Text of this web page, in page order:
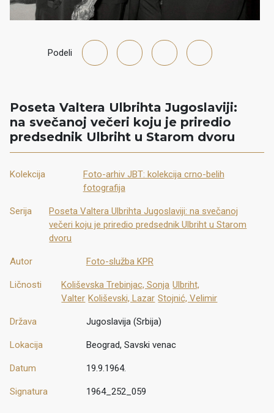
Podeli
Poseta Valtera Ulbrihta Jugoslaviji:
na svečanoj večeri koju je priredio
predsednik Ulbriht u Starom dvoru
Kolekcija
Foto-arhiv JBT: kolekcija crno-belih
fotografija
Serija
Poseta Valtera Ulbrihta Jugoslaviji: na svečanoj
večeri koju je priredio predsednik Ulbriht u Starom
dvoru
Autor Foto-služba KPR
Ličnosti Koliševska Trebinjac, Sonja Ulbriht,
Valter Koliševski, Lazar Stojnić, Velimir
Država Jugoslavija (Srbija)
Lokacija Beograd, Savski venac
Datum 19.9.1964.
Signatura 1964_252_059